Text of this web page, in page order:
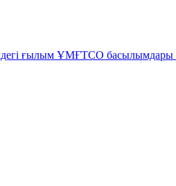
ғылым ҰМҒТСО басылымдары